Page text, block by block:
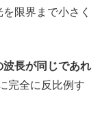
限界まで小さく
長が同じであれ
完全に反比例す